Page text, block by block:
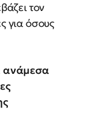
τον
για όσους
ανάμεσα